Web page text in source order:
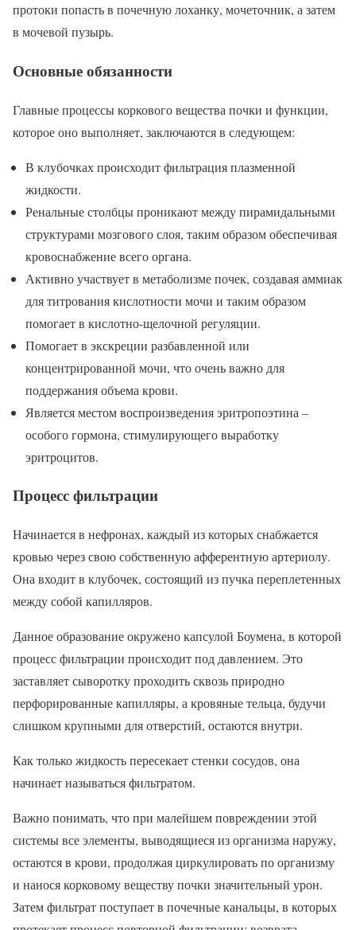
протоки попасть в почечную лоханку, мочеточник, а затем
в мочевой пузырь.
Основные обязанности
Главные процессы коркового вещества почки и функции,
которое оно выполняет, заключаются в следующем:
В клубочках происходит фильтрация плазменной
жидкости.
Ренальные столбцы проникают между пирамидальными
структурами мозгового слоя, таким образом обеспечивая
кровоснабжение всего органа.
Активно участвует в метаболизме почек, создавая аммиак
для титрования кислотности мочи и таким образом
помогает в кислотно-щелочной регуляции.
Помогает в экскреции разбавленной или
концентрированной мочи, что очень важно для
поддержания объема крови.
Является местом воспроизведения эритропоэтина –
особого гормона, стимулирующего выработку
эритроцитов.
Процесс фильтрации
Начинается в нефронах, каждый из которых снабжается
кровью через свою собственную афферентную артериолу.
Она входит в клубочек, состоящий из пучка переплетенных
между собой капилляров.
Данное образование окружено капсулой Боумена, в которой
процесс фильтрации происходит под давлением. Это
заставляет сыворотку проходить сквозь природно
перфорированные капилляры, а кровяные тельца, будучи
слишком крупными для отверстий, остаются внутри.
Как только жидкость пересекает стенки сосудов, она
начинает называться фильтратом.
Важно понимать, что при малейшем повреждении этой
системы все элементы, выводящиеся из организма наружу,
остаются в крови, продолжая циркулировать по организму
и нанося корковому веществу почки значительный урон.
Затем фильтрат поступает в почечные канальцы, в которых